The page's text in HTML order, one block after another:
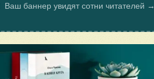
Ваш баннер увидят сотни читателей →